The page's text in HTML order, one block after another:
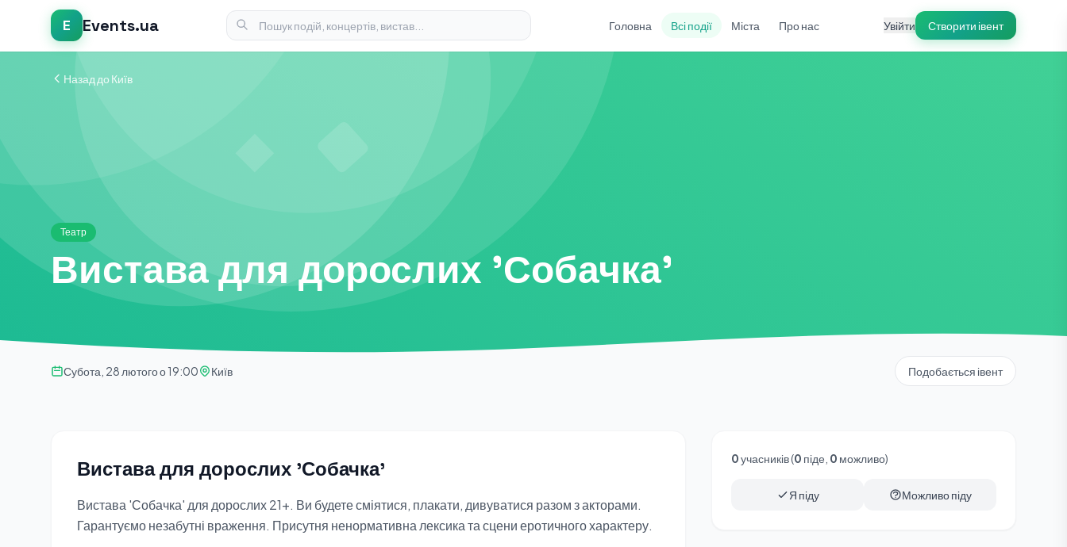
E Events.ua Головна Всі події Міста Про нас Увійти Створити івент
Назад до Київ
Театр
Вистава для дорослих 'Собачка'
Субота, 28 лютого о 19:00 Київ Подобається івент
Вистава для дорослих 'Собачка'
Вистава 'Собачка' для дорослих 21+. Ви будете сміятися, плакати, дивуватися разом з акторами.
Гарантуємо незабутні враження. Присутня ненормативна лексика та сцени еротичного характеру.
0учасників (0 піде, 0 можливо)
Я піду Можливо піду